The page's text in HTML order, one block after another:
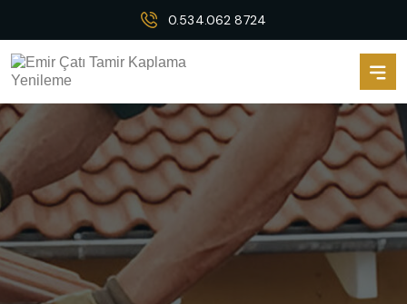
0.534.062 8724